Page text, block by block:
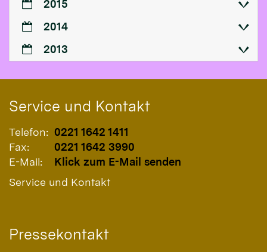
2015
2014
2013
Service und Kontakt
Telefon: 0221 1642 1411
Fax:
0221 1642 3990
E-Mail:
Klick zum E-Mail senden
Service und Kontakt
Pressekontakt